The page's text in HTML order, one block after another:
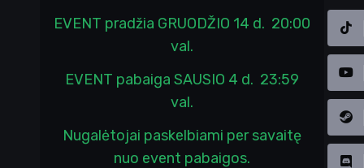
EVENT pradžia GRUODŽIO 14 d. 20:00
val.
EVENT pabaiga SAUSIO 4 d. 23:59
val.
Nugalėtojai paskelbiami per savaitę
nuo event pabaigos.